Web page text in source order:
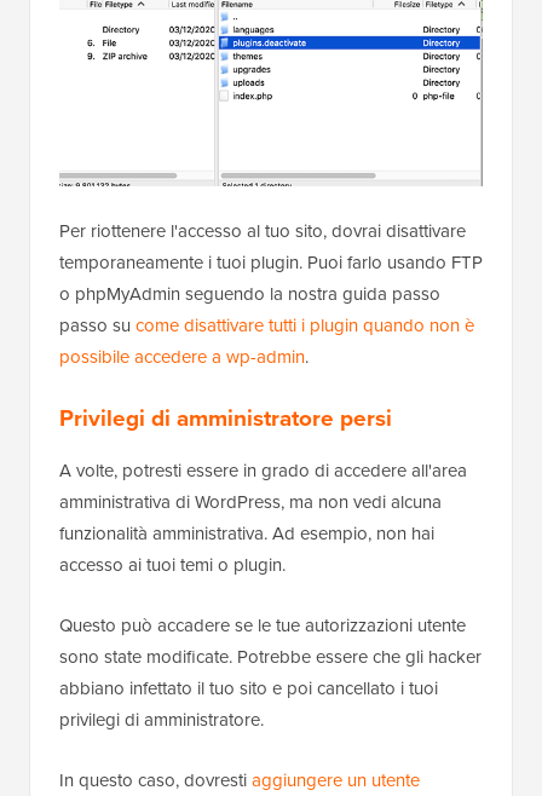
Per riottenere l'accesso al tuo sito, dovrai disattivare
temporaneamente i tuoi plugin. Puoi farlo usando FTP
o phpMyAdmin seguendo la nostra guida passo
passo su come disattivare tutti i plugin quando non è
possibile accedere a wp-admin.
Privilegi di amministratore persi
A volte, potresti essere in grado di accedere all'area
amministrativa di WordPress, ma non vedi alcuna
funzionalità amministrativa. Ad esempio, non hai
accesso ai tuoi temi o plugin.
Questo può accadere se le tue autorizzazioni utente
sono state modificate. Potrebbe essere che gli hacker
abbiano infettato il tuo sito e poi cancellato i tuoi
privilegi di amministratore.
In questo caso, dovrestiaggiungere un utente